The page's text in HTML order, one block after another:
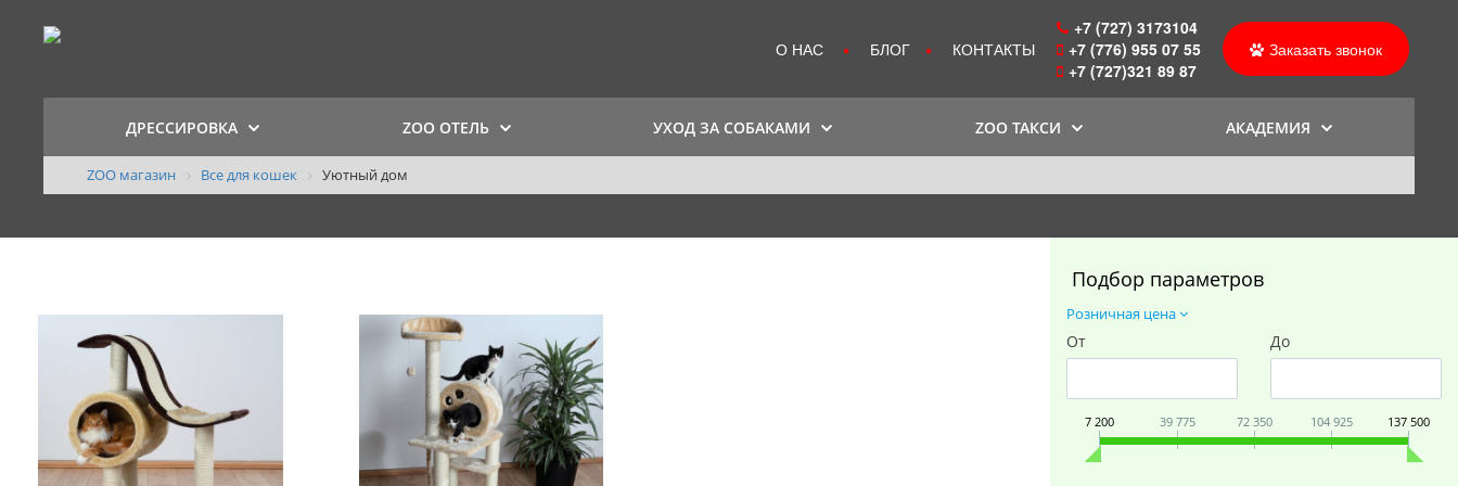
О НАС БЛОГ КОНТАКТЫ
+7 (727) 3173104
+7 (776) 955 07 55
+7 (727)321 89 87
Заказать звонок
ДРЕССИРОВКА ZOO ОТЕЛЬ УХОД ЗА СОБАКАМИ ZOO ТАКСИ АКАДЕМИЯ
ZOO магазин Все для кошек Уютный дом
Подбор параметров
Розничная цена
От До
7 200 39 775 72 350 104 925 137 500